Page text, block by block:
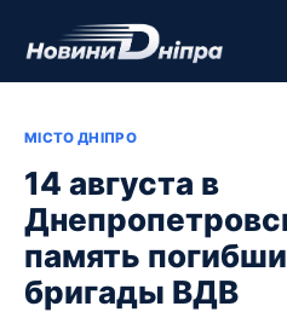
МІСТО ДНІПРО
14 августа в
память
бригады ВДВ